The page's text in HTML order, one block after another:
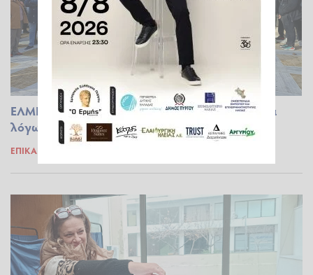
ΕΛΜΕ Ηλείας: Νέα κινητοποίηση για τα Ωνάσεια
λόγω Δημοτικού Συμβουλίου Πύργου
ΕΠΊΚΑΙΡΑ